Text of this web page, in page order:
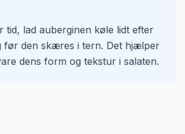
tid, lad auberginen køle lidt efter
før den skæres i tern. Det hjælper
dens form og tekstur i salaten.